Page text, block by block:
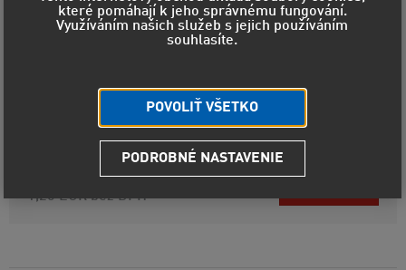
Viac informácií
1,46 EUR
1,20 EUR bez DPH
které pomáhají k jeho správnému fungování.
Využíváním našich služeb s jejich používáním
souhlasíte.
POVOLIŤ VŠETKO
PODROBNÉ NASTAVENIE